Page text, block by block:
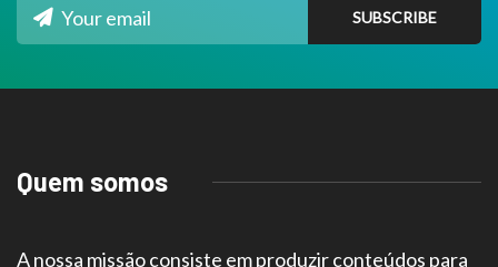
Quem somos
A nossa missão consiste em produzir conteúdos para